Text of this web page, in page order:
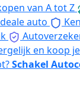
van A tot Z
auto
en koop
Schakel